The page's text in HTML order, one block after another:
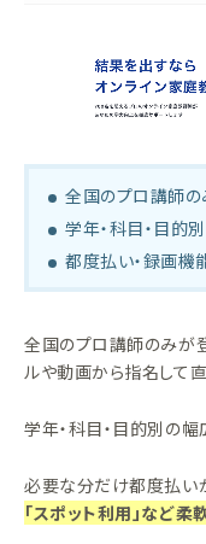
全国のプロ講師の
学年・科目・目的
都度払い・録画機
全国のプロ講師のみが
ルや動画から指名して
学年・科目・目的別の
必要な分だけ都度払い
「スポット利用」など柔